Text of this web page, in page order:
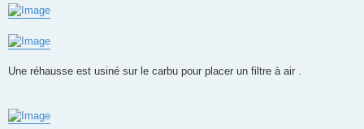
Une réhausse est usiné sur le carbu pour placer un filtre à air .